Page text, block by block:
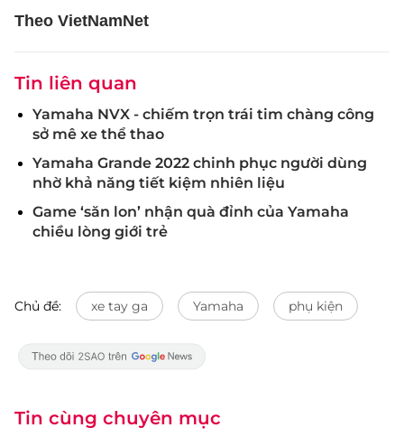
Theo VietNamNet
Tin liên quan
Yamaha NVX - chiếm trọn trái tim chàng công
sở mê xe thể thao
Yamaha Grande 2022 chinh phục người dùng
nhờ khả năng tiết kiệm nhiên liệu
Game ‘săn lon’ nhận quà đỉnh của Yamaha
chiều lòng giới trẻ
Chủ đề: xe tay ga Yamaha phụ kiện
Tin cùng chuyên mục